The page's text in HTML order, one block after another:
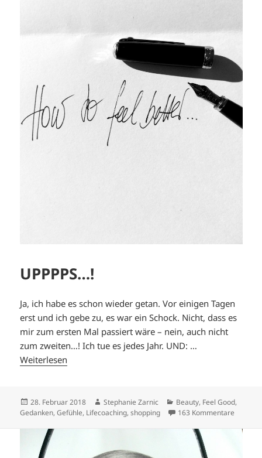
UPPPPS…!
Ja, ich habe es schon wieder getan. Vor einigen Tagen
erst und ich gebe zu, es war ein Schock. Nicht, dass es
mir zum ersten Mal passiert wäre – nein, auch nicht
zum zweiten…! Ich tue es jedes Jahr. UND: …
Weiterlesen
Veröffentlicht
am
28. Februar 2018 Autor
Stephanie Zarnic Kategorien
Beauty, Feel Good,
Gedanken,Gefühle, Lifecoaching,shopping 163 Kommentare